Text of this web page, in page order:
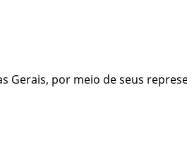
Gerais, por meio de seus